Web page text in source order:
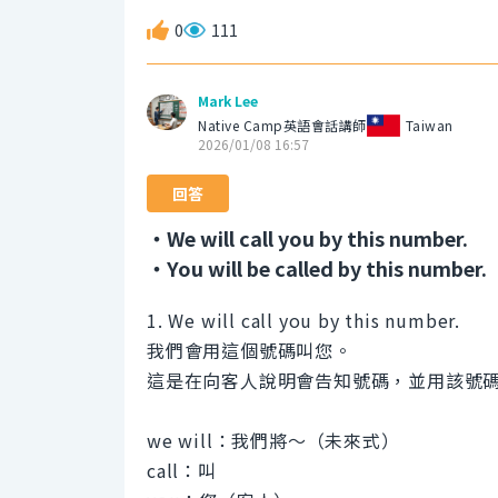
0 111
Mark Lee
Native Camp英語會話講師
Taiwan
2026/01/08 16:57
回答
・We will call you by this number.
・You will be called by this number.
1. We will call you by this number.
我們會用這個號碼叫您。
這是在向客人說明會告知號碼，並用該號
we will：我們將～（未來式）
call：叫